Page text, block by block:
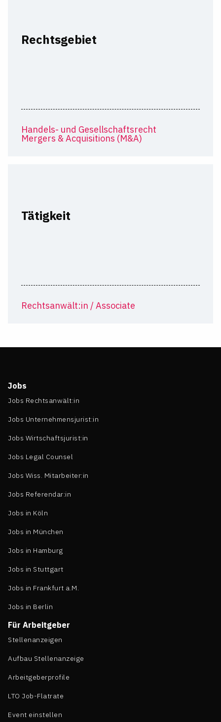
Rechtsgebiet
Handels- und Gesellschaftsrecht
Mergers & Acquisitions (M&A)
Tätigkeit
Rechtsanwält:in / Associate
Jobs
Jobs Rechtsanwält:in
Jobs Unternehmensjurist:in
Jobs Wirtschaftsjurist:in
Jobs Legal Counsel
Jobs Wiss. Mitarbeiter:in
Jobs Referendar:in
Jobs in Köln
Jobs in München
Jobs in Hamburg
Jobs in Stuttgart
Jobs in Frankfurt a.M.
Jobs in Berlin
Für Arbeitgeber
Stellenanzeigen
Aufbau Stellenanzeige
Arbeitgeberprofile
LTO Job-Flatrate
Event einstellen